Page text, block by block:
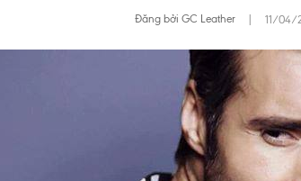
Đăng bởi GC Leather 11/04/